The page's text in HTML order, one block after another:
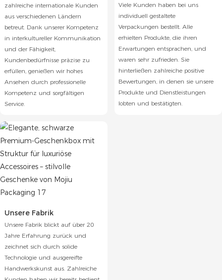
zahlreiche internationale Kunden
aus verschiedenen Ländern
betreut. Dank unserer Kompetenz
in interkultureller Kommunikation
und der Fähigkeit,
Kundenbedürfnisse präzise zu
erfüllen, genießen wir hohes
Ansehen durch professionelle
Kompetenz und sorgfältigen
Service.
Viele Kunden haben bei uns
individuell gestaltete
Verpackungen bestellt. Alle
erhielten Produkte, die ihren
Erwartungen entsprachen, und
waren sehr zufrieden. Sie
hinterließen zahlreiche positive
Bewertungen, in denen sie unsere
Produkte und Dienstleistungen
lobten und bestätigten.
Unsere Fabrik
Unsere Fabrik blickt auf über 20
Jahre Erfahrung zurück und
zeichnet sich durch solide
Technologie und ausgereifte
Handwerkskunst aus. Zahlreiche